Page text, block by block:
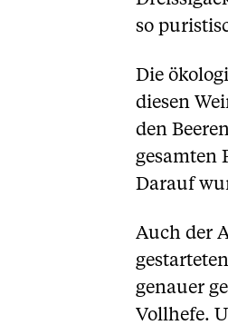
so
Die
diesen
den
gesamten
Darauf
Auch der
genauer
Vollhefe.